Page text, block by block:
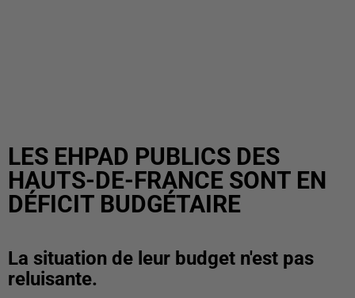
LES EHPAD PUBLICS DES
HAUTS-DE-FRANCE SONT EN
DÉFICIT BUDGÉTAIRE
La situation de leur budget n'est pas
reluisante.